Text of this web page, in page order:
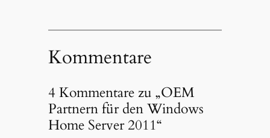
Kommentare
4 Kommentare zu „OEM
Partnern für den Windows
Home Server 2011“